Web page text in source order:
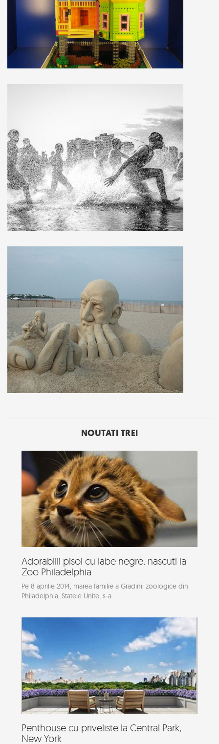
NOUTATI TREI
Adorabilii pisoi cu labe negre, nascuti la
Zoo Philadelphia
Pe 8 aprilie 2014, marea familie a Gradinii zoologice din
Philadelphia, Statele Unite, s-a...
Penthouse cu priveliste la Central Park,
New York